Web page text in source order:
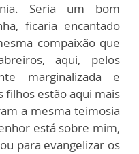
Seria um bom
ficaria encantado
compaixão que
aqui, pelos
marginalizada e
filhos estão aqui mais
a mesma teimosia
está sobre mim,
para evangelizar os